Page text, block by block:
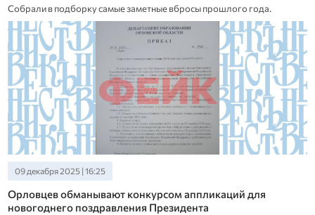
Собрали в подборку самые заметные вбросы прошлого года.
09 декабря 2025 | 16:25
Орловцев обманывают конкурсом аппликаций для
новогоднего поздравления Президента